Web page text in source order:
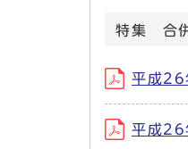
特集 合
平成
平成